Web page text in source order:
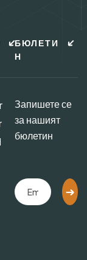
БЮЛЕТИ
Н
Запишете се
за нашият
бюлетин